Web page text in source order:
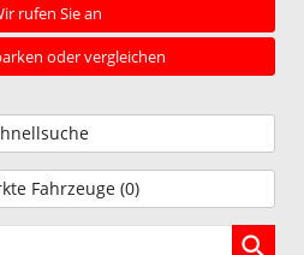
rufen Sie an
oder vergleichen
Fahrzeuge (0)